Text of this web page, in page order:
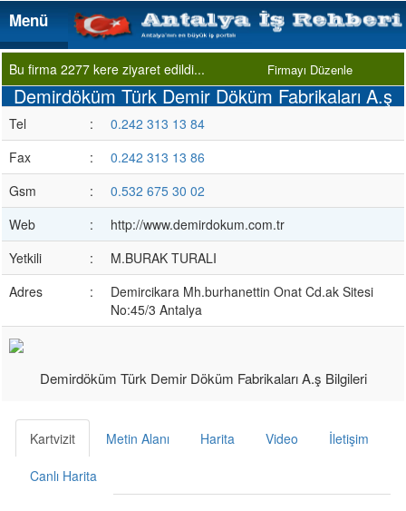
Menü
Menü
Bu firma 2277 kere ziyaret edildi... Firmayı Düzenle
Demirdöküm Türk Demir Döküm Fabrikaları A.ş
Tel :
0.242 313 13 84
Fax
:
0.242 313 13 86
Gsm
:
0.532 675 30 02
Web
:
http://www.demirdokum.com.tr
Yetkili
:
M.BURAK TURALI
Adres
:
Demircikara Mh.burhanettin Onat Cd.ak Sitesi
No:45/3 Antalya
Demirdöküm Türk Demir Döküm Fabrikaları A.ş Bilgileri
Kartvizit Metin Alanı Harita Video İletişim
Canlı Harita